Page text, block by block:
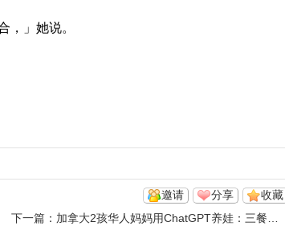
，」她说。
收藏
分享
邀请
下一篇： 加拿大2孩华人妈妈用ChatGPT养娃：三餐作业全包办！专家发警告 ...